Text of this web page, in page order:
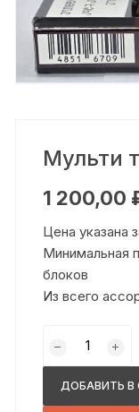
Мульти
1 200,00
Цена указана
Минимальная
блоков
Из всего
товара
Мульти
ДОБАВИТЬ В